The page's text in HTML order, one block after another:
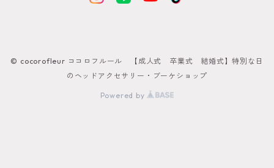
© cocorofleur ココロフルール 【成人式 卒業式 結婚式】特別な日
のヘッドアクセサリー・ブーケショップ
Powered by